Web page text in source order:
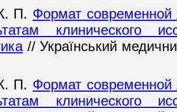
П. Формат современной
клинического
// Український
П. Формат современной
клинического